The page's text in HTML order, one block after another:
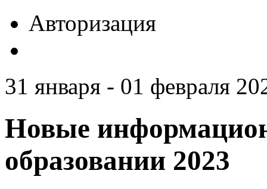
Авторизация
31 января - 01 февраля
Новые
образовании 2023